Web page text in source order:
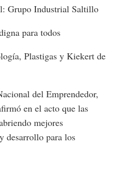
Grupo Industrial Saltillo
para todos
Plastigas y Kiekert de
del Emprendedor,
en el acto que las
mejores
desarrollo para los